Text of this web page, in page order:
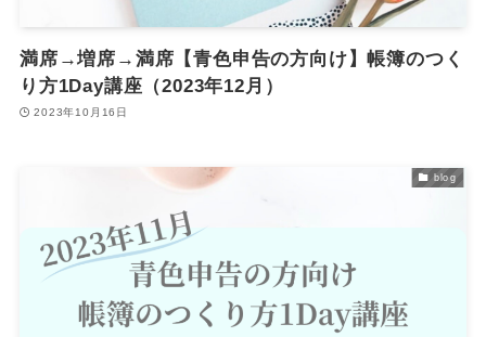
満席→増席→満席【青色申告の方向け】帳簿のつく
り方1Day講座（2023年12月）
2023年10月16日
blog